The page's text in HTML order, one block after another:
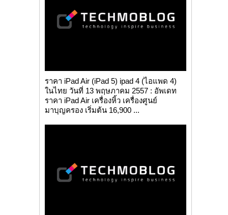
ราคา iPad Air (iPad 5) ipad 4 (ไอแพด 4)
ในไทย วันที่ 13 พฤษภาคม 2557 : อัพเดท
ราคา iPad Air เครื่องหิ้ว เครื่องศูนย์
มาบุญครอง เริ่มต้น 16,900 ...